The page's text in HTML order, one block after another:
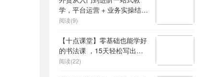
学，平台运营 + 业务实操结
合，实现业绩稳步增长
阅读(9)
【十点课堂】零基础也能学好
的书法课 ，15天轻松写出漂
亮人生
阅读(22)